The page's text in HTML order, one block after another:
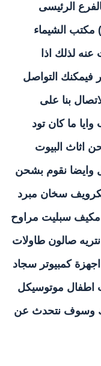
الرئيسى
مكتب الشيماء
لذلك اذا
فيمكنك التواصل
بنا على
وايا ما كان تود
اثاث البيوت
وايضا نقوم بشحن
سخان مبرد
سبليت مراوح
صالون طاولات
كمبيوتر سجاد
اطفال موتوسيكل
وسوف نتحدث عن